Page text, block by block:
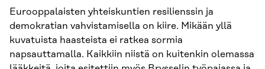
Eurooppalaisten yhteiskuntien resilienssin ja
demokratian vahvistamisella on kiire. Mikään yllä
kuvatuista haasteista ei ratkea sormia
napsauttamalla. Kaikkiin niistä on kuitenkin olemassa